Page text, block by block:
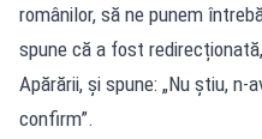
românilor, să ne punem
spune că a fost
Apărării, și spune: „Nu știu,
confirm”.